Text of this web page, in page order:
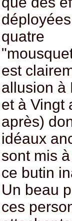
quatre
est
allusion à
et à Vingt
après)
idéaux
sont mis
ce butin
Un beau
ces